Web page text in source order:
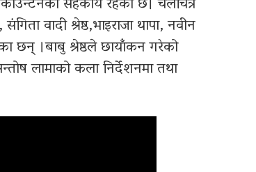
वादी श्रेष्ठ,भाइराजा थापा, नवीन
छन् ।बाबु श्रेष्ठले छायाँकन गरेको
लामाको कला निर्देशनमा तथा